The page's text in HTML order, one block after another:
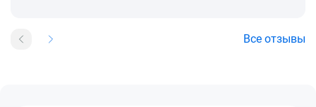
Все отзывы